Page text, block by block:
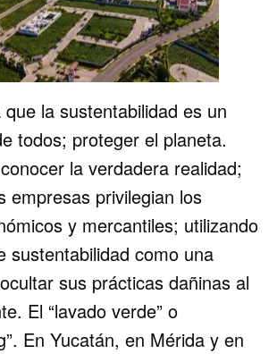
la sustentabilidad es un
todos; proteger el planeta.
la verdadera realidad;
empresas privilegian los
y mercantiles; utilizando
sustentabilidad como una
sus prácticas dañinas al
El “lavado verde” o
En Yucatán, en Mérida y en